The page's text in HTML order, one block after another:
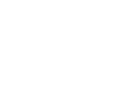
REINO